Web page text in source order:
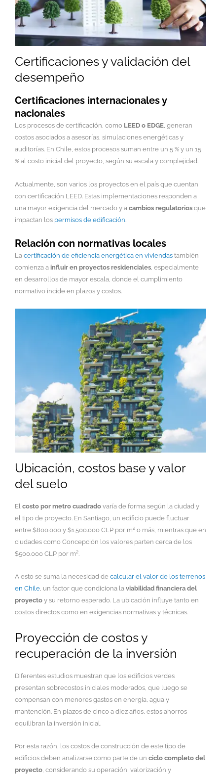
Certificaciones y validación del
desempeño
Certificaciones internacionales y
nacionales
Los procesos de certificación, como LEED o EDGE , generan
costos asociados a asesorías, simulaciones energéticas y
auditorías. En Chile, estos procesos suman entre un 5 % y un 15
% al costo inicial del proyecto, según su escala y complejidad.
Actualmente, son varios los proyectos en el país que cuentan
con certificación LEED. Estas implementaciones responden a
una mayor exigencia del mercado y a cambios regulatorios que
impactan los permisos de edificación
Relación con normativas locales
La certificación de eficiencia energética en viviendas también
comienza a influir en proyectos residenciales, especialmente
en desarrollos de mayor escala, donde el cumplimiento
normativo incide en plazos y costos.
Ubicación, costos base y valor
del suelo
El costo por metro cuadrado varía de forma según la ciudad y
el tipo de proyecto. En Santiago, un edificio puede fluctuar
entre $800.000 y $1.500.000 CLP por m² o más, mientras que en
ciudades como Concepción los valores parten cerca de los
$500.000 CLP por m².
A esto se suma la necesidad de calcular el valor de los terrenos
en Chile, un factor que condiciona la viabilidad financiera del
proyecto y su retorno esperado. La ubicación influye tanto en
costos directos como en exigencias normativas y técnicas.
Proyección de costos y
recuperación de la inversión
Diferentes estudios muestran que los edificios verdes
presentan sobrecostos iniciales moderados, que luego se
compensan con menores gastos en energía, agua y
mantención. En plazos de cinco a diez años, estos ahorros
equilibran la inversión inicial.
Por esta razón, los costos de construcción de este tipo de
edificios deben analizarse como parte de un ciclo completo del
proyecto, considerando su operación, valorización y